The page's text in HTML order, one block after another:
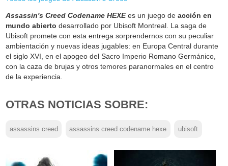
Assassin's Creed Codename HEXEes un juego deacción en
mundo abierto desarrollado por Ubisoft Montreal. La saga de
Ubisoft promete con esta entrega sorprendernos con su peculiar
ambientación y nuevas ideas jugables: en Europa Central durante
el siglo XVI, en el apogeo del Sacro Imperio Romano Germánico,
con la caza de brujas y otros temores paranormales en el centro
de la experiencia.
OTRAS NOTICIAS SOBRE:
assassins creed assassins creed codename hexe ubisoft